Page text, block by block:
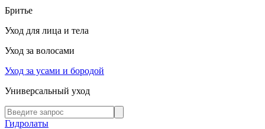
Бритье
Уход для лица и тела
Уход за волосами
Уход за усами и бородой
Универсальный уход
Гидролаты